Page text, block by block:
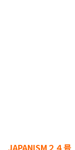
JAPANISM２４号